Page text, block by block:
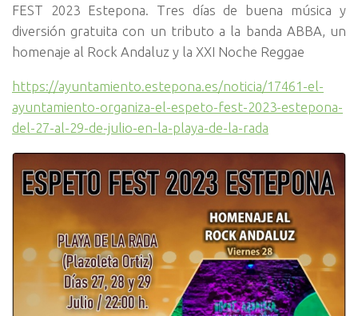
FEST 2023 Estepona. Tres días de buena música y
diversión gratuita con un tributo a la banda ABBA, un
homenaje al Rock Andaluz y la XXI Noche Reggae
https://ayuntamiento.estepona.es/noticia/17461-el-
ayuntamiento-organiza-el-espeto-fest-2023-estepona-
del-27-al-29-de-julio-en-la-playa-de-la-rada